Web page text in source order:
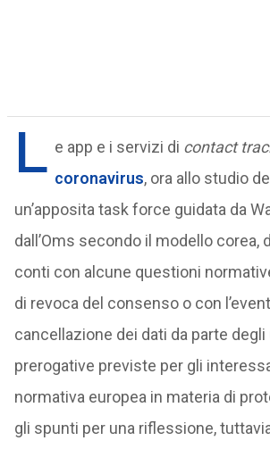
L e app e i servizi di contact
coronavirus, ora allo studio
un’apposita task force guidata da
dall’Oms secondo il modello corea,
conti con alcune questioni
di revoca del consenso o con
cancellazione dei dati da parte
prerogative previste per gli
normativa europea in materia di
gli spunti per una riflessione,